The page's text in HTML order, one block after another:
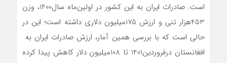
است. صادرات ایران به این کشور در اولین‌ماه سال‌1400، وزن
453‌هزار تنی و ارزش 175‌میلیون دلاری داشته است؛ این در
حالی است که با بررسی همین آمار، ارزش صادرات ایران به
افغانستان درفروردین1401 تا 108‌میلیون دلار کاهش پیدا کرده